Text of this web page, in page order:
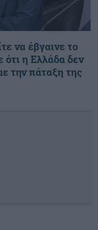
να έβγαινε το
ότι η Ελλάδα δεν
την πάταξη της